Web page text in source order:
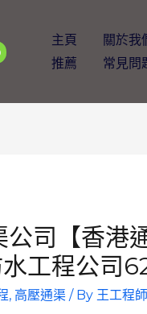
主頁 關於我
推薦
常見問
司【香港
工程公司
, 高壓通渠/ By 王工程師